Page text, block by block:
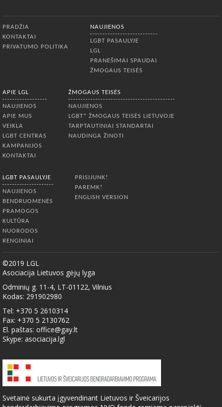
tarptautinėje bendruomenėje.
Didžiausias Europos homoseksualų
naujienų portalas „Pink News“ aprašė
precedentų neturintį įvykį, o pats
PRADŽIA
KONTAKTAI
PRIVATUMO POLITIKA
NAUJIENOS
LGBT PASAULYJE
LGL
PRANEŠIMAI SPAUDAI
ŽMOGAUS TEISĖS
APIE LGL
NAUJIENOS
APIE MUS
VEIKLA
LGBT CENTRAS
KAMPANIJOS
KONTAKTAI
ŽMOGAUS TEISĖS
NAUJIENOS
LGBT* ŽMOGAUS TEISĖS LIETUVOJE
TARPTAUTINIAI STANDARTAI
NAUDINGA ŽINOTI
LGBT PASAULYJE
NAUJIENOS
BENDRUOMENĖS
PRAMOGOS
KULTŪRA
NUORODOS
RENGINIAI
PRISIJUNK!
PAREMK!
ENGLISH VERSION
©2019 LGL
Asociacija Lietuvos gėjų lyga
Odminių g. 11-4, LT-01122, Vilnius
Kodas: 291902980
Tel: +370 5 2610314
Fax: +370 5 2130762
El. paštas: office@gay.lt
Skype: asociacija.lgl
Svetainė sukurta įgyvendinant Lietuvos ir Šveicarijos